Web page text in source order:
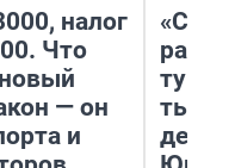
налог
Что
— он
и
день